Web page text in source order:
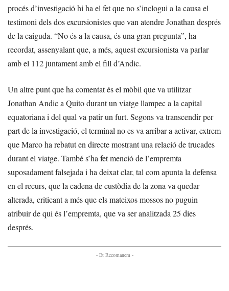
procés d’investigació hi ha el fet que no s’inclogui a la causa el
testimoni dels dos excursionistes que van atendre Jonathan després
de la caiguda. “No és a la causa, és una gran pregunta”, ha
recordat, assenyalant que, a més, aquest excursionista va parlar
amb el 112 juntament amb el fill d’Andic.
Un altre punt que ha comentat és el mòbil que va utilitzar
Jonathan Andic a Quito durant un viatge llampec a la capital
equatoriana i del qual va patir un furt. Segons va transcendir per
part de la investigació, el terminal no es va arribar a activar, extrem
que Marco ha rebatut en directe mostrant una relació de trucades
durant el viatge. També s’ha fet menció de l’empremta
suposadament falsejada i ha deixat clar, tal com apunta la defensa
en el recurs, que la cadena de custòdia de la zona va quedar
alterada, criticant a més que els mateixos mossos no puguin
atribuir de qui és l’empremta, que va ser analitzada 25 dies
després.
- Et Recomanem -